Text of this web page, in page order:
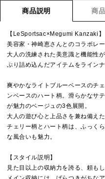
商品説明 商
【LeSportsac×Megumi Kanzaki】
美容家・神崎恵さんとのコラボレー
大人の洗練された美意識と機能性
ぷり詰め込んだアイテムをラインナ
爽やかなライトブルーベースのチ
ンベースのハート柄。滑らかなサ
が魅力のベージュの3色展開。
大人の遊び心と上品さを兼ね備え
チェリー柄とハート柄は、ふっく
な風合いも魅力。
【スタイル説明】
見た目以上の収納力を誇る、頼も